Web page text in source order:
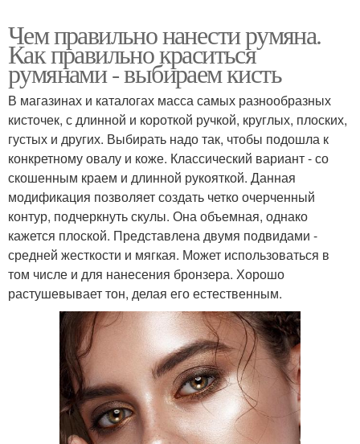
Чем правильно нанести румяна.
Как правильно краситься
румянами - выбираем кисть
В магазинах и каталогах масса самых разнообразных
кисточек, с длинной и короткой ручкой, круглых, плоских,
густых и других. Выбирать надо так, чтобы подошла к
конкретному овалу и коже. Классический вариант - со
скошенным краем и длинной рукояткой. Данная
модификация позволяет создать четко очерченный
контур, подчеркнуть скулы. Она объемная, однако
кажется плоской. Представлена двумя подвидами -
средней жесткости и мягкая. Может использоваться в
том числе и для нанесения бронзера. Хорошо
растушевывает тон, делая его естественным.